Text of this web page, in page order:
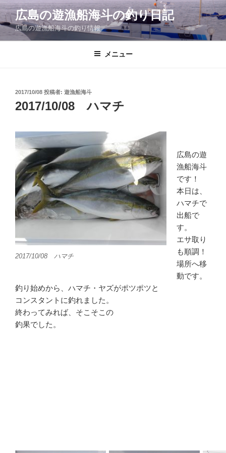
コ
ン
ン
広島の遊漁船海斗の釣り日記
広島の遊漁船海斗の釣り情報
メニュー
投
稿
日:
2017/10/08 投稿者: 遊漁船海斗
2017/10/08 ハマチ
2017/10/08 ハマチ
広島の遊
漁船海斗
です！
本日は、
ハマチで
出船で
す。
エサ取り
も順調！
場所へ移
動です。
釣り始めから、ハマチ・ヤズがポツポツと
コンスタントに釣れました。
終わってみれば、そこそこの
釣果でした。